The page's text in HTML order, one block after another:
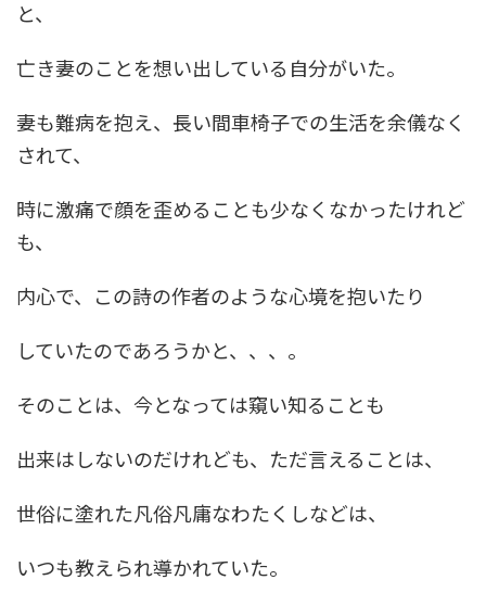
と、
亡き妻のことを想い出している自分がいた。
妻も難病を抱え、長い間車椅子での生活を余儀なく
されて、
時に激痛で顔を歪めることも少なくなかったけれど
も、
内心で、この詩の作者のような心境を抱いたり
していたのであろうかと、、、。
そのことは、今となっては窺い知ることも
出来はしないのだけれども、ただ言えることは、
世俗に塗れた凡俗凡庸なわたくしなどは、
いつも教えられ導かれていた。